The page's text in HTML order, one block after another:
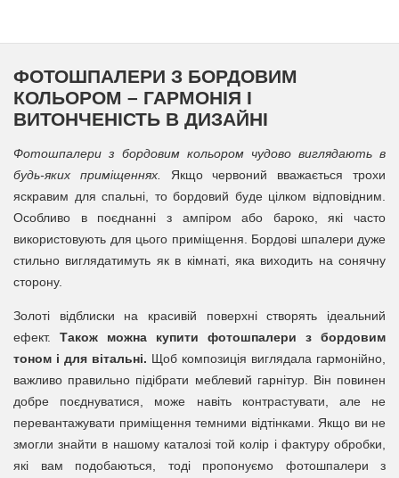
ФОТОШПАЛЕРИ З БОРДОВИМ
КОЛЬОРОМ – ГАРМОНІЯ І
ВИТОНЧЕНІСТЬ В ДИЗАЙНІ
Фотошпалери з бордовим кольором чудово виглядають в
будь-яких приміщеннях.
Якщо червоний вважається трохи
яскравим для спальні, то бордовий буде цілком відповідним.
Особливо в поєднанні з ампіром або бароко, які часто
використовують для цього приміщення. Бордові шпалери дуже
стильно виглядатимуть як в кімнаті, яка виходить на сонячну
сторону.
Золоті відблиски на красивій поверхні створять ідеальний
ефект. Також можна купити фотошпалери з бордовим
тоном і для вітальні. Щоб композиція виглядала гармонійно,
важливо правильно підібрати меблевий гарнітур. Він повинен
добре поєднуватися, може навіть контрастувати, але не
перевантажувати приміщення темними відтінками. Якщо ви не
змогли знайти в нашому каталозі той колір і фактуру обробки,
які вам подобаються, тоді пропонуємо фотошпалери з